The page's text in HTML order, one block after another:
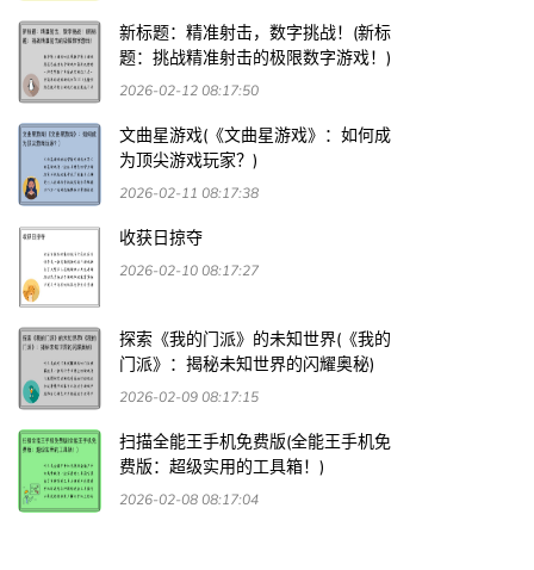
新标题：精准射击，数字挑战！(新标
题：挑战精准射击的极限数字游戏！)
2026-02-12 08:17:50
文曲星游戏(《文曲星游戏》：如何成
为顶尖游戏玩家？)
2026-02-11 08:17:38
收获日掠夺
2026-02-10 08:17:27
探索《我的门派》的未知世界(《我的
门派》：揭秘未知世界的闪耀奥秘)
2026-02-09 08:17:15
扫描全能王手机免费版(全能王手机免
费版：超级实用的工具箱！)
2026-02-08 08:17:04